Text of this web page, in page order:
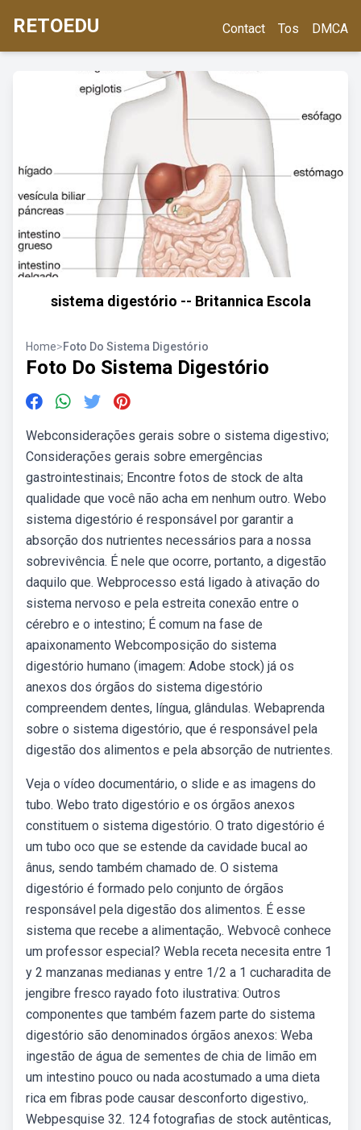
RETOEDU Contact Tos DMCA
sistema digestório -- Britannica Escola
Home>Foto Do Sistema Digestório
Foto Do Sistema Digestório
Webconsiderações gerais sobre o sistema digestivo;
Considerações gerais sobre emergências
gastrointestinais; Encontre fotos de stock de alta
qualidade que você não acha em nenhum outro. Webo
sistema digestório é responsável por garantir a
absorção dos nutrientes necessários para a nossa
sobrevivência. É nele que ocorre, portanto, a digestão
daquilo que. Webprocesso está ligado à ativação do
sistema nervoso e pela estreita conexão entre o
cérebro e o intestino; É comum na fase de
apaixonamento Webcomposição do sistema
digestório humano (imagem: Adobe stock) já os
anexos dos órgãos do sistema digestório
compreendem dentes, língua, glândulas. Webaprenda
sobre o sistema digestório, que é responsável pela
digestão dos alimentos e pela absorção de nutrientes.
Veja o vídeo documentário, o slide e as imagens do
tubo. Webo trato digestório e os órgãos anexos
constituem o sistema digestório. O trato digestório é
um tubo oco que se estende da cavidade bucal ao
ânus, sendo também chamado de. O sistema
digestório é formado pelo conjunto de órgãos
responsável pela digestão dos alimentos. É esse
sistema que recebe a alimentação,. Webvocê conhece
um professor especial? Webla receta necesita entre 1
y 2 manzanas medianas y entre 1/2 a 1 cucharadita de
jengibre fresco rayado foto ilustrativa: Outros
componentes que também fazem parte do sistema
digestório são denominados órgãos anexos: Weba
ingestão de água de sementes de chia de limão em
um intestino pouco ou nada acostumado a uma dieta
rica em fibras pode causar desconforto digestivo,.
Webpesquise 32. 124 fotografias de stock autênticas,